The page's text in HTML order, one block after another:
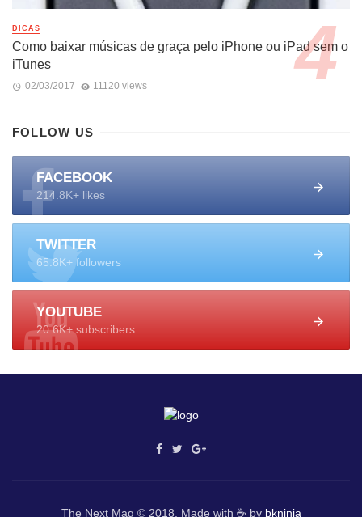
DICAS
Como baixar músicas de graça pelo iPhone ou iPad sem o
iTunes
02/03/2017 11120 views
FOLLOW US
FACEBOOK
214.8K+ likes
TWITTER
65.8K+ followers
YOUTUBE
20.6K+ subscribers
The Next Mag © 2018. Made with ☕ by bkninja